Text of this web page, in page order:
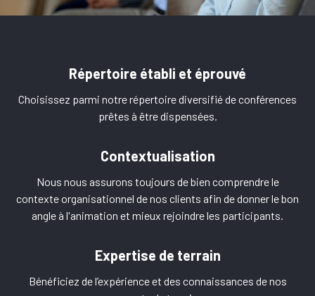
Répertoire établi et éprouvé
Choisissez parmi notre répertoire diversifié de conférences
prêtes à être dispensées.
Contextualisation
Nous nous assurons toujours de bien comprendre le
contexte organisationnel de nos clients afin de donner le bon
angle à l'animation et mieux rejoindre les participants.
Expertise de terrain
Bénéficiez de l’expérience et des connaissances de nos